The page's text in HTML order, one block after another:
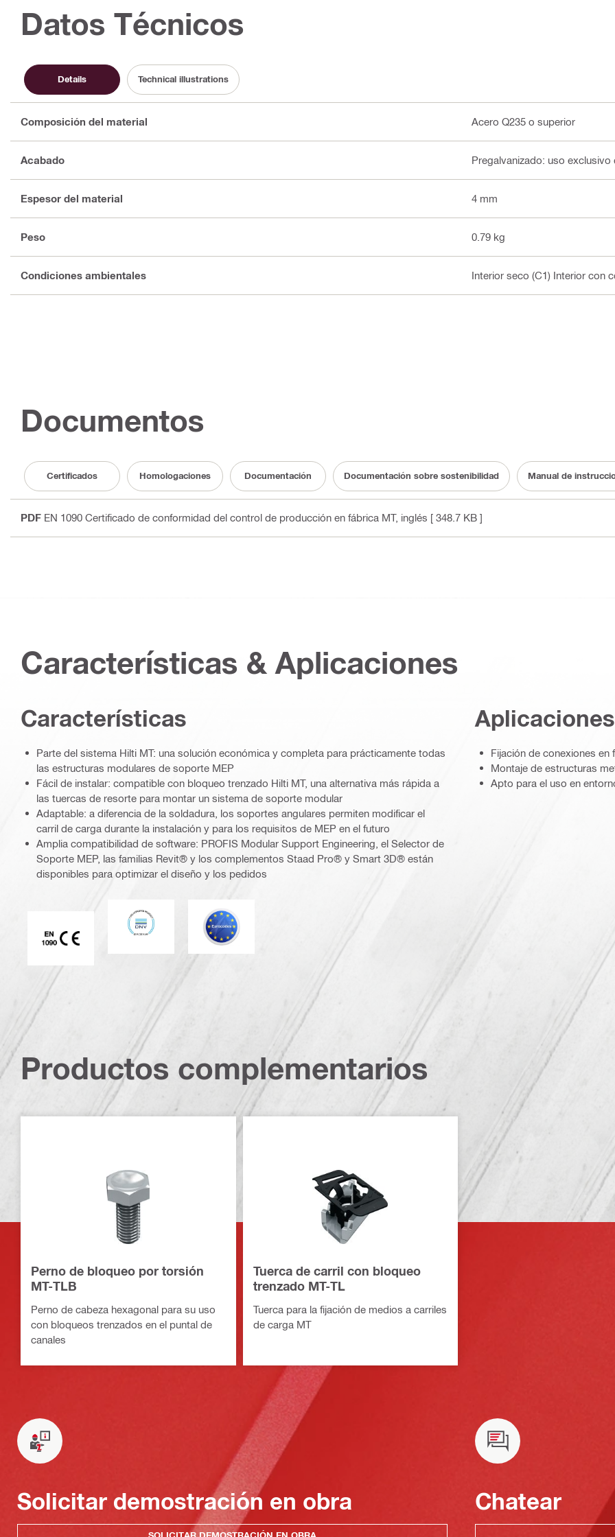
Datos Técnicos
Details Technical illustrations
Composición del material Acero Q235 o superior
Acabado Pregalvanizado: uso exclusivo
Espesor del material 4 mm
Peso 0.79 kg
Condiciones ambientales Interior seco (C1) Interior con
Documentos
Certificados Homologaciones Documentación Documentación sobre sostenibilidad Manual de
PDF EN 1090 Certificado de conformidad del control de producción en fábrica MT, inglés [ 348.7 KB ]
Características & Aplicaciones
Características
Parte del sistema Hilti MT: una solución económica y completa para prácticamente todas
las estructuras modulares de soporte MEP
Fácil de instalar: compatible con bloqueo trenzado Hilti MT, una alternativa más rápida a
las tuercas de resorte para montar un sistema de soporte modular
Adaptable: a diferencia de la soldadura, los soportes angulares permiten modificar el
carril de carga durante la instalación y para los requisitos de MEP en el futuro
Amplia compatibilidad de software: PROFIS Modular Support Engineering, el Selector de
Soporte MEP, las familias Revit® y los complementos Staad Pro® y Smart 3D® están
disponibles para optimizar el diseño y los pedidos
Marca CE EN 1090
DNV Eurocódigo
Aplicaciones
Fijación de conexiones
Montaje de estructuras
Apto para el uso en
Productos complementarios
Perno de bloqueo por torsión
MT-TLB
Perno de cabeza hexagonal para su uso
con bloqueos trenzados en el puntal de
canales
Tuerca de carril con bloqueo
trenzado MT-TL
Tuerca para la fijación de medios a carriles
de carga MT
Solicitar demostración en obra Chatear